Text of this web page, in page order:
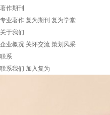
著作期刊
专业著作 复为期刊 复为学堂
关于我们
企业概况 关怀交流 策划风采
联系
联系我们 加入复为